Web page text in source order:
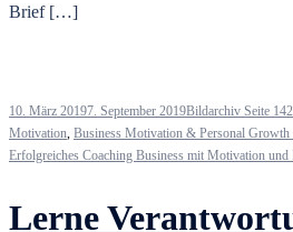
Brief […]
10. März 20197. September 2019Bildarchiv Seite
Motivation, Business Motivation & Personal
Erfolgreiches Coaching Business mit Motivation und
Lerne